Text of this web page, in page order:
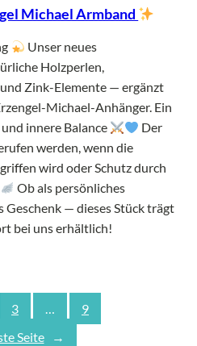
Michael Armband
Unser neues
Holzperlen,
Zink-Elemente — ergänzt
Michael-Anhänger. Ein
innere Balance
Der
werden, wenn die
wird oder Schutz durch
Ob als persönliches
Geschenk — dieses Stück trägt
bei uns erhältlich!
3 …
9
Seite
→